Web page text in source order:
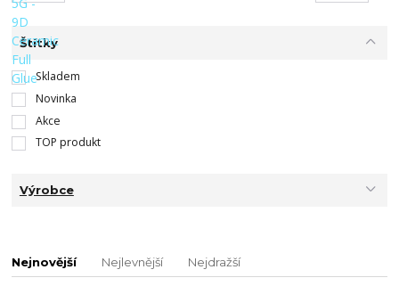
Štítky
Skladem
Novinka
Akce
TOP produkt
Výrobce
Nejnovější Nejlevnější Nejdražší